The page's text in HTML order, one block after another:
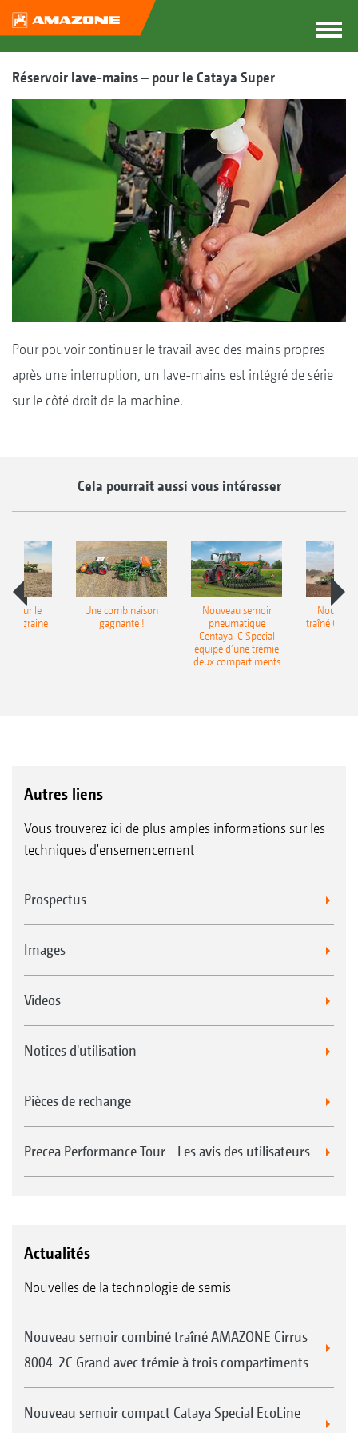
Réservoir lave-mains – pour le Cataya Super
Pour pouvoir continuer le travail avec des mains propres
après une interruption, un lave-mains est intégré de série
sur le côté droit de la machine.
Cela pourrait aussi vous intéresser
pour le
Une combinaison
gagnante !
Nouveau semoir
pneumatique
Centaya-C Special
équipé d’une trémie
deux compartiments
traîné
Autres liens
Vous trouverez ici de plus amples informations sur les
techniques d'ensemencement
Prospectus
Images
Videos
Notices d'utilisation
Pièces de rechange
Precea Performance Tour - Les avis des utilisateurs
Actualités
Nouvelles de la technologie de semis
Nouveau semoir combiné traîné AMAZONE Cirrus
8004-2C Grand avec trémie à trois compartiments
Nouveau semoir compact Cataya Special EcoLine